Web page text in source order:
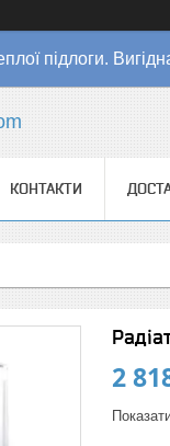
підлоги.
КОНТАКТИ
2